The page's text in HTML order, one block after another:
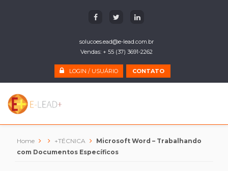
solucoes.ead@e-lead.com.br
Vendas: + 55 (37) 3691-2262
LOGIN / USUÁRIO CONTATO
Home +TÉCNICA
Microsoft Word – Trabalhando
com Documentos Específicos